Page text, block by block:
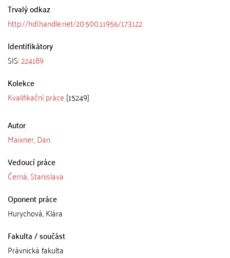
Trvalý odkaz
http://hdl.handle.net/20.500.11956/173122
Identifikátory
SIS:224189
Kolekce
Kvalifikační práce [15249]
Autor
Maixner, Dan
Vedoucí práce
Černá, Stanislava
Oponent práce
Hurychová, Klára
Fakulta / součást
Právnická fakulta